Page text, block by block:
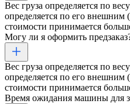
Вес груза определяется по
определяется по его
стоимости принимается
Могу ли я оформить
Вес груза определяется по
определяется по его
стоимости принимается
Время ожидания машины для